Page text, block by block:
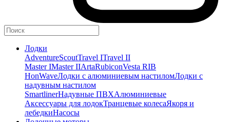
Лодки
AdventureScoutTravel ITravel II
Master IMaster IIArtaRubiconVesta RIB
HonWaveЛодки с алюминиевым настиломЛодки с
надувным настилом
SmartlinerНадувные ПВХАлюминиевые
Аксессуары для лодокТранцевые колесаЯкоря и
лебедкиНасосы